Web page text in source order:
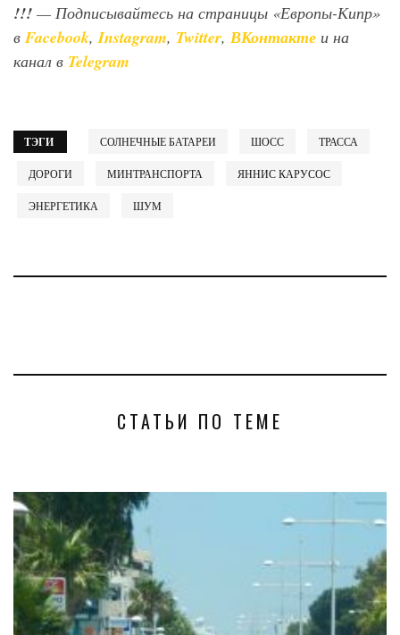
!!! — Подписывайтесь на страницы «Европы-Кипр»
вFacebook,Instagram, Twitter, ВКонтакте и на
канал в Telegram
ТЭГИ СОЛНЕЧНЫЕ БАТАРЕИ ШОСС ТРАССА
ДОРОГИ МИНТРАНСПОРТА ЯННИС КАРУСОС
ЭНЕРГЕТИКА ШУМ
СТАТЬИ ПО ТЕМЕ